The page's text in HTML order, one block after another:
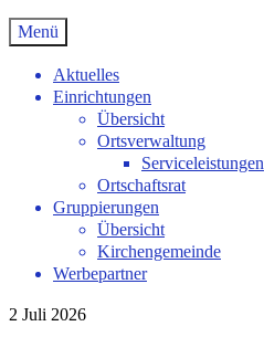
Menü
Aktuelles
Einrichtungen
Übersicht
Ortsverwaltung
Serviceleistungen
Ortschaftsrat
Gruppierungen
Übersicht
Kirchengemeinde
Werbepartner
2 Juli 2026